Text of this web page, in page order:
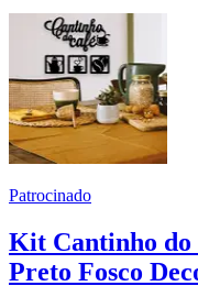
Patrocinado
Kit Cantinho do
Preto Fosco